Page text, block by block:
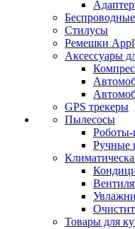
Стилусы
Ремешки
Аксессуары
GPS трекеры
Пылесосы
Ручные
Товары для